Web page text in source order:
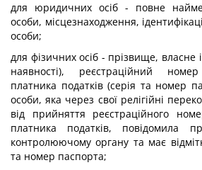
для юридичних осіб - повне
особи, місцезнаходження,
особи;
для фізичних осіб - прізвище, власне
наявності), реєстраційний
платника податків (серія та номер
особи, яка через свої релігійні
від прийняття реєстраційного
платника податків, повідомила
контролюючому органу та має
та номер паспорта;